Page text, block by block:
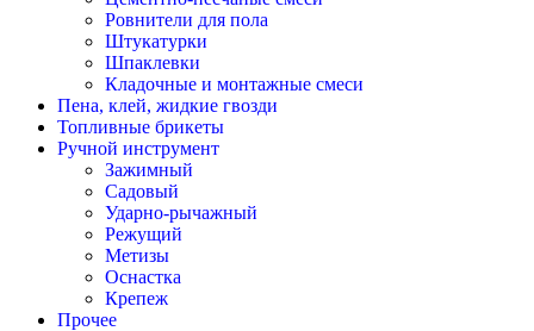
Ровнители для пола
Штукатурки
Шпаклевки
Кладочные и монтажные смеси
Пена, клей, жидкие гвозди
Топливные брикеты
Ручной инструмент
Зажимный
Садовый
Ударно-рычажный
Режущий
Метизы
Оснастка
Крепеж
Прочее